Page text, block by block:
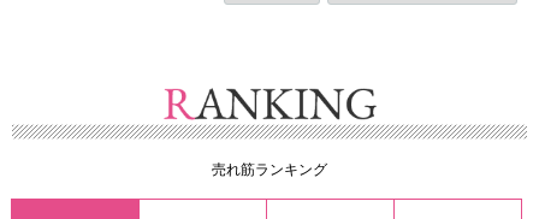
売れ筋ランキング